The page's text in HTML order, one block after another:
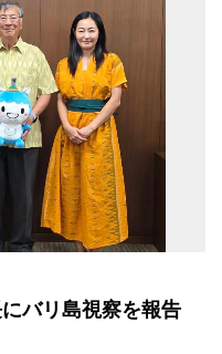
バリ島視察を報告